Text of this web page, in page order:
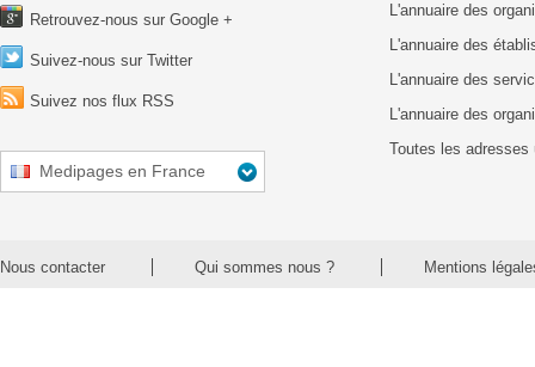
Retrouvez-nous sur Google +
Suivez-nous sur Twitter
Suivez nos flux RSS
Medipages en France
L'annuaire des
L'annuaire des
L'annuaire des
L'annuaire des
Toutes les adresses
Nous contacter Qui sommes nous ? Mentions